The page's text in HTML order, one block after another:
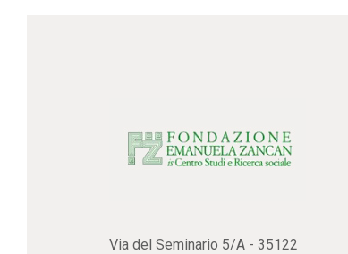
Via del Seminario 5/A - 35122